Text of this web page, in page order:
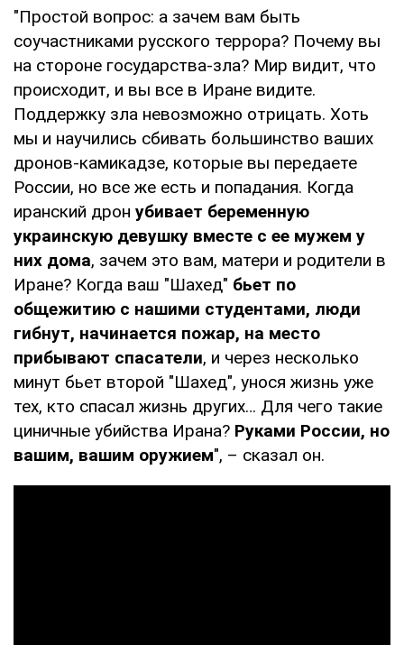
"Простой вопрос: а зачем вам быть
соучастниками русского террора? Почему вы
на стороне государства-зла? Мир видит, что
происходит, и вы все в Иране видите.
Поддержку зла невозможно отрицать. Хоть
мы и научились сбивать большинство ваших
дронов-камикадзе, которые вы передаете
России, но все же есть и попадания. Когда
иранский дрон убивает беременную
украинскую девушку вместе с ее мужем у
них дома, зачем это вам, матери и родители в
Иране? Когда ваш "Шахед" бьет по
общежитию с нашими студентами, люди
гибнут, начинается пожар, на место
прибывают спасатели, и через несколько
минут бьет второй "Шахед", унося жизнь уже
тех, кто спасал жизнь других… Для чего такие
циничные убийства Ирана? Руками России, но
вашим, вашим оружием", – сказал он.